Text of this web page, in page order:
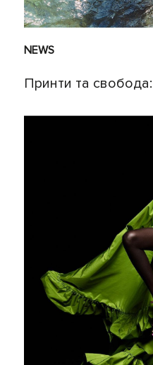
NEWS
Принти та